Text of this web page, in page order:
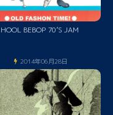
BEBOP 70’S JAM
2014年06月28日